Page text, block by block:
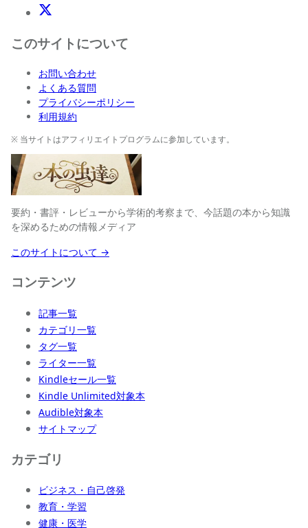
X(Twitter)
このサイトについて
お問い合わせ
よくある質問
プライバシーポリシー
利用規約
※ 当サイトはアフィリエイトプログラムに参加しています。
要約・書評・レビューから学術的考察まで、今話題の本から知識
を深めるための情報メディア
このサイトについて →
コンテンツ
記事一覧
カテゴリ一覧
タグ一覧
ライター一覧
Kindleセール一覧
Kindle Unlimited対象本
Audible対象本
サイトマップ
カテゴリ
ビジネス・自己啓発
教育・学習
健康・医学